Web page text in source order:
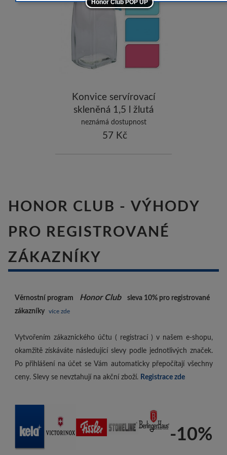
Konvice servírovací
skleněná 1,5 l žlutá
neznámá dostupnost
57 Kč
HONOR CLUB - VÝHODY
PRO REGISTROVANÉ
ZÁKAZNÍKY
Věrnostní program Honor Club sleva 10% pro registrované
zákazníky více zde
Vytvořením zákaznického účtu ( registrací ) v našem e-shopu,
okamžitě získáváte následující slevy podle jednotlivých značek.
Po přihlášení na účet se Vám automaticky přepočítají všechny
ceny. Slevy se nevztahují na akční zboží. Registrace zde
-10%
ostatní značky
Honor Club POP UP